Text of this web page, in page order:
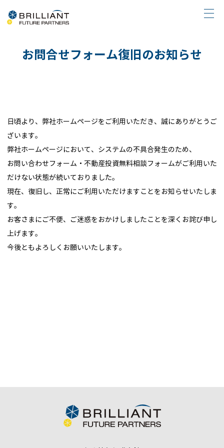
お問合せフォーム復旧のお知らせ
日頃より、弊社ホームページをご利用いただき、誠にありがとうご
ざいます。
弊社ホームページにおいて、システムの不具合発生のため、
お問い合わせフォーム・不動産投資無料相談フォームがご利用いた
だけない状態が続いておりました。
現在、復旧し、正常にご利用いただけますことをお知らせいたしま
す。
お客さまにご不便、ご迷惑をおかけしましたことを深くお詫び申し
上げます。
今後ともよろしくお願いいたします。